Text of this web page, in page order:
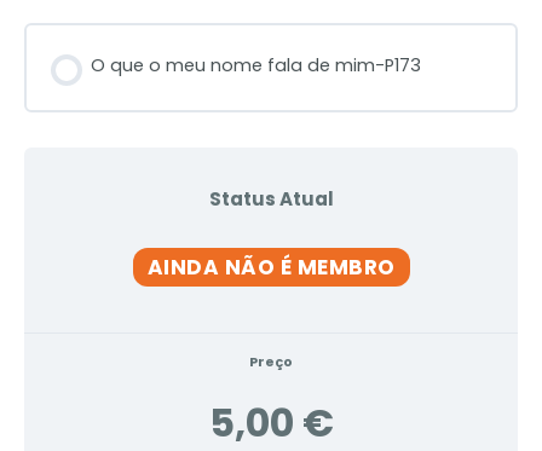
O que o meu nome fala de mim-P173
Status Atual
AINDA NÃO É MEMBRO
Preço
5,00 €